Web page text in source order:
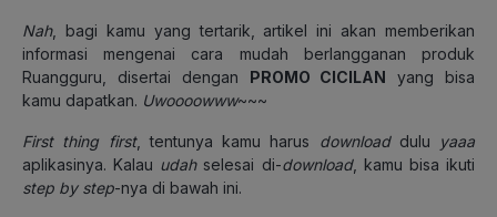
Nah, bagi kamu yang tertarik, artikel ini akan memberikan
informasi mengenai cara mudah berlangganan produk
Ruangguru, disertai dengan PROMO CICILAN yang bisa
kamu dapatkan. Uwoooowww~~~
First thing first, tentunya kamu harus downloaddulu
yaaa
aplikasinya. Kalau udahselesai di-download, kamu bisa ikuti
step by step-nya di bawah ini.